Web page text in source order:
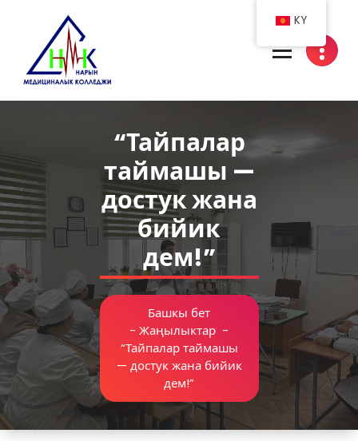
content
“Тайпалар
таймашы —
достук жана
бийик
дем!”
Башкы бет
- Жаңылыктар -
“Тайпалар таймашы
— достук жана бийик
дем!”
KY